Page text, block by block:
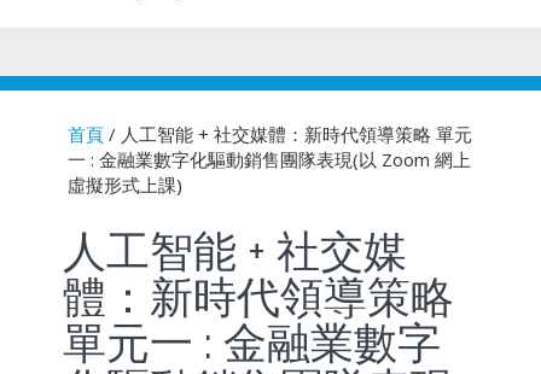
You are here
首頁/ 人工智能 + 社交媒體：新時代領導策略 單元
一 : 金融業數字化驅動銷售團隊表現(以 Zoom 網上
虛擬形式上課)
人工智能 + 社交媒
體：新時代領導策略
單元一 : 金融業數字